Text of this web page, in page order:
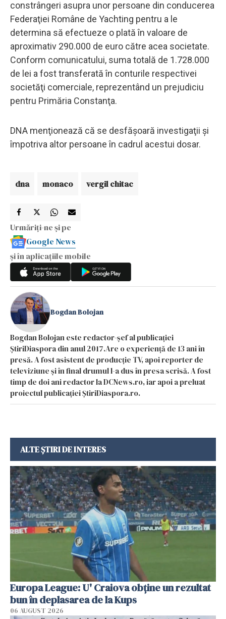
constrângeri asupra unor persoane din conducerea
Federaţiei Române de Yachting pentru a le
determina să efectueze o plată în valoare de
aproximativ 290.000 de euro către acea societate.
Conform comunicatului, suma totală de 1.728.000
de lei a fost transferată în conturile respectivei
societăţi comerciale, reprezentând un prejudiciu
pentru Primăria Constanţa.
DNA menţionează că se desfăşoară investigaţii şi
împotriva altor persoane în cadrul acestui dosar.
dna monaco vergil chitac
Urmăriți-ne și pe
Google News
și în aplicațiile mobile
Bogdan Bolojan
Bogdan Bolojan este redactor-șef al publicației
ȘtiriDiaspora din anul 2017.Are o experiență de 13 ani în
presă. A fost asistent de producție TV, apoi reporter de
televiziune și în final drumul l-a dus în presa scrisă. A fost
timp de doi ani redactor la DCNews.ro, iar apoi a preluat
proiectul publicației ȘtiriDiaspora.ro.
ALTE ȘTIRI DE INTERES
Europa League: U' Craiova obține un rezultat
bun în deplasarea de la Kups
06 AUGUST 2026